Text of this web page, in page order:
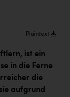
Plaintext
ist ein
in die Ferne
die
aufgrund